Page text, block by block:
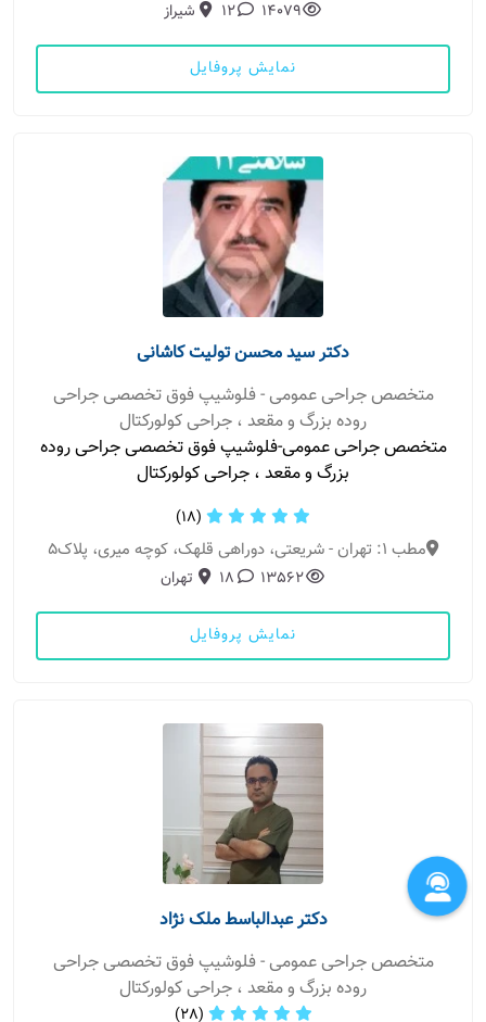
14079
12 شیراز
نمایش پروفایل
دکتر سید محسن تولیت کاشانی
متخصص جراحی عمومی - فلوشیپ فوق تخصصی جراحی
روده بزرگ و مقعد ، جراحی کولورکتال
متخصص جراحی عمومی-فلوشیپ فوق تخصصی جراحی روده
بزرگ و مقعد ، جراحی کولورکتال
(18)
مطب 1: تهران - شریعتی، دوراهی قلهک، کوچه میری، پلاک5
13562
18 تهران
نمایش پروفایل
دکتر عبدالباسط ملک نژاد
متخصص جراحی عمومی - فلوشیپ فوق تخصصی جراحی
روده بزرگ و مقعد ، جراحی کولورکتال
(28)